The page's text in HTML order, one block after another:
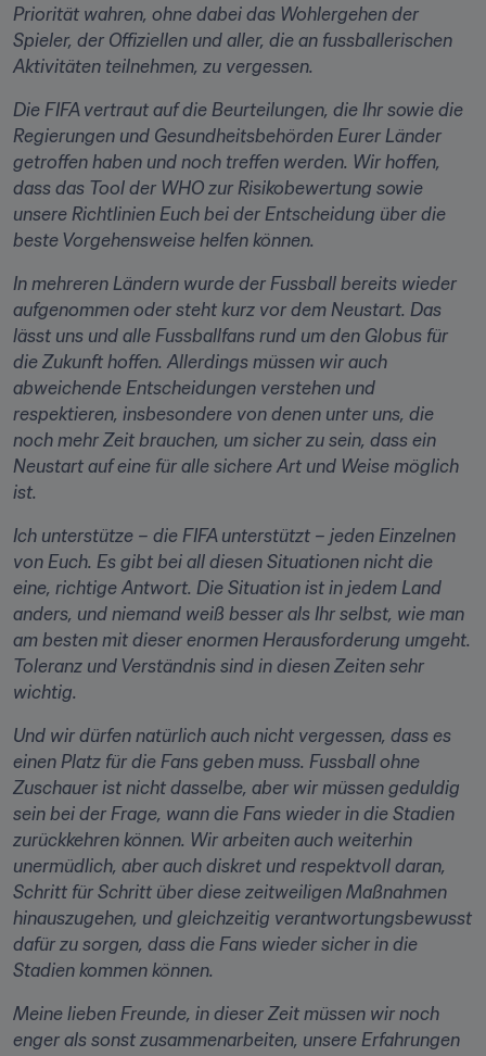
Priorität wahren, ohne dabei das Wohlergehen der
Spieler, der Offiziellen und aller, die an fussballerischen
Aktivitäten teilnehmen, zu vergessen.
Die FIFA vertraut auf die Beurteilungen, die Ihr sowie die
Regierungen und Gesundheitsbehörden Eurer Länder
getroffen haben und noch treffen werden. Wir hoffen,
dass das Tool der WHO zur Risikobewertung sowie
unsere Richtlinien Euch bei der Entscheidung über die
beste Vorgehensweise helfen können.
In mehreren Ländern wurde der Fussball bereits wieder
aufgenommen oder steht kurz vor dem Neustart. Das
lässt uns und alle Fussballfans rund um den Globus für
die Zukunft hoffen. Allerdings müssen wir auch
abweichende Entscheidungen verstehen und
respektieren, insbesondere von denen unter uns, die
noch mehr Zeit brauchen, um sicher zu sein, dass ein
Neustart auf eine für alle sichere Art und Weise möglich
ist.
Ich unterstütze – die FIFA unterstützt – jeden Einzelnen
von Euch. Es gibt bei all diesen Situationen nicht die
eine, richtige Antwort. Die Situation ist in jedem Land
anders, und niemand weiß besser als Ihr selbst, wie man
am besten mit dieser enormen Herausforderung umgeht.
Toleranz und Verständnis sind in diesen Zeiten sehr
wichtig.
Und wir dürfen natürlich auch nicht vergessen, dass es
einen Platz für die Fans geben muss. Fussball ohne
Zuschauer ist nicht dasselbe, aber wir müssen geduldig
sein bei der Frage, wann die Fans wieder in die Stadien
zurückkehren können. Wir arbeiten auch weiterhin
unermüdlich, aber auch diskret und respektvoll daran,
Schritt für Schritt über diese zeitweiligen Maßnahmen
hinauszugehen, und gleichzeitig verantwortungsbewusst
dafür zu sorgen, dass die Fans wieder sicher in die
Stadien kommen können.
Meine lieben Freunde, in dieser Zeit müssen wir noch
enger als sonst zusammenarbeiten, unsere Erfahrungen